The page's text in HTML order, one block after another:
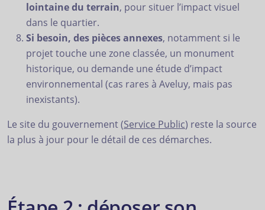
lointaine du terrain, pour situer l’impact visuel
dans le quartier.
Si besoin, des pièces annexes, notamment si le
projet touche une zone classée, un monument
historique, ou demande une étude d’impact
environnemental (cas rares à Aveluy, mais pas
inexistants).
Le site du gouvernement (Service Public) reste la source
la plus à jour pour le détail de ces démarches.